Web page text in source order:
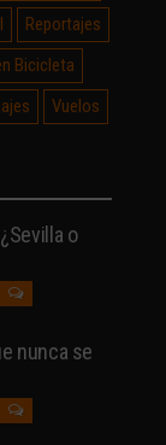
Reportajes
Bicicleta
Vuelos
o
nunca se